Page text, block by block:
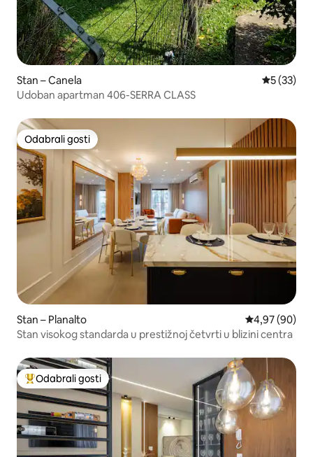
Stan – Canela Prosječna
5 (33)
Udoban apartman 406-SERRA CLASS
Odabrali gosti
Odabrali gosti
Stan – Planalto Prosječna
4,97 (90)
Stan visokog standarda u prestižnoj četvrti u blizini centra
Među najviše rangiranima s oznakom „Odabrali gosti”
Odabrali gosti